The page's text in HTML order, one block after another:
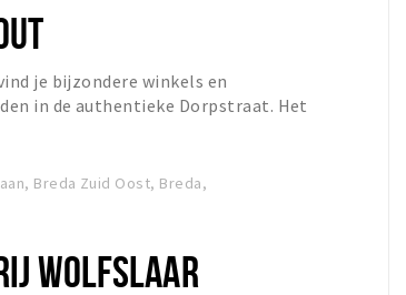
je bijzondere winkels en
in de authentieke Dorpstraat. Het
Breda Zuid Oost, Breda,
WOLFSLAAR